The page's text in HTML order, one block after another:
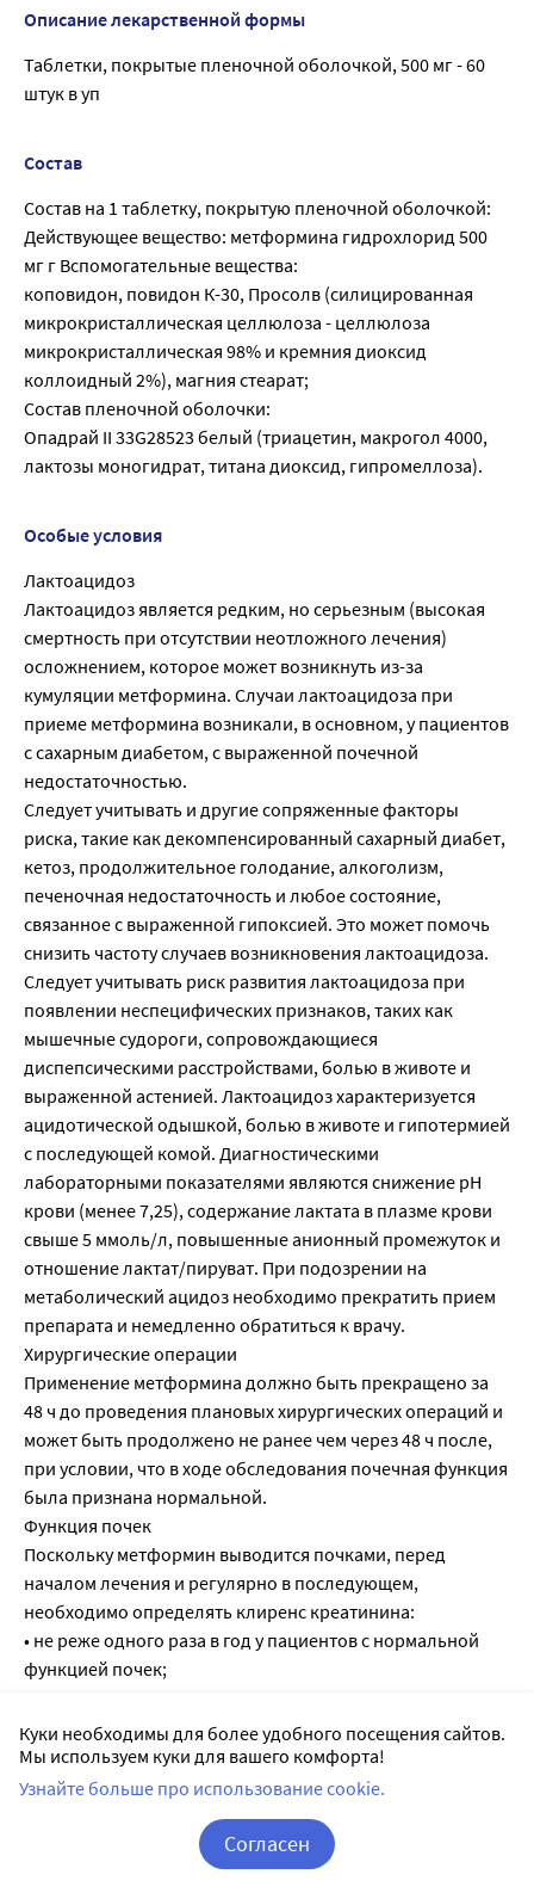
Описание лекарственной формы
Таблетки, покрытые пленочной оболочкой, 500 мг - 60
штук в уп
Состав
Состав на 1 таблетку, покрытую пленочной оболочкой:
Действующее вещество: метформина гидрохлорид 500
мг г Вспомогательные вещества:
коповидон, повидон К-30, Просолв (силицированная
микрокристаллическая целлюлоза - целлюлоза
микрокристаллическая 98% и кремния диоксид
коллоидный 2%), магния стеарат;
Состав пленочной оболочки:
Опадрай II 33G28523 белый (триацетин, макрогол 4000,
лактозы моногидрат, титана диоксид, гипромеллоза).
Особые условия
Лактоацидоз
Лактоацидоз является редким, но серьезным (высокая
смертность при отсутствии неотложного лечения)
осложнением, которое может возникнуть из-за
кумуляции метформина. Случаи лактоацидоза при
приеме метформина возникали, в основном, у пациентов
с сахарным диабетом, с выраженной почечной
недостаточностью.
Следует учитывать и другие сопряженные факторы
риска, такие как декомпенсированный сахарный диабет,
кетоз, продолжительное голодание, алкоголизм,
печеночная недостаточность и любое состояние,
связанное с выраженной гипоксией. Это может помочь
снизить частоту случаев возникновения лактоацидоза.
Следует учитывать риск развития лактоацидоза при
появлении неспецифических признаков, таких как
мышечные судороги, сопровождающиеся
диспепсическими расстройствами, болью в животе и
выраженной астенией. Лактоацидоз характеризуется
ацидотической одышкой, болью в животе и гипотермией
с последующей комой. Диагностическими
лабораторными показателями являются снижение pH
крови (менее 7,25), содержание лактата в плазме крови
свыше 5 ммоль/л, повышенные анионный промежуток и
отношение лактат/пируват. При подозрении на
метаболический ацидоз необходимо прекратить прием
препарата и немедленно обратиться к врачу.
Хирургические операции
Применение метформина должно быть прекращено за
48 ч до проведения плановых хирургических операций и
может быть продолжено не ранее чем через 48 ч после,
при условии, что в ходе обследования почечная функция
была признана нормальной.
Функция почек
Поскольку метформин выводится почками, перед
началом лечения и регулярно в последующем,
необходимо определять клиренс креатинина:
• не реже одного раза в год у пациентов с нормальной
функцией почек;
пациентов с клиренсом креатинина на нижней границе
нормы.
В случае клиренса креатинина менее 45 мл/мин
проявлять особую осторожность при возможном
нарушении функций почек у пожилых пациентов, при
Куки необходимы для более удобного посещения сайтов.
Мы используем куки для вашего комфорта!
Узнайте больше про использование cookie.
Согласен